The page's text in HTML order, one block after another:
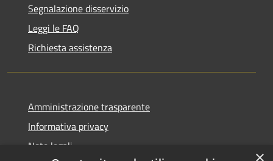
Segnalazione disservizio
Leggi le FAQ
Richiesta assistenza
Amministrazione trasparente
Informativa privacy
Note legali